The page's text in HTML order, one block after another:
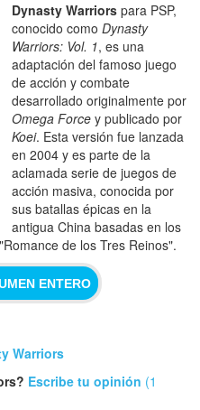
Dynasty Warriors para PSP,
conocido comoDynasty
Warriors: Vol. 1, es una
adaptación del famoso juego
de acción y combate
desarrollado originalmente por
Omega Force y publicado por
Koei. Esta versión fue lanzada
en 2004 y es parte de la
aclamada serie de juegos de
acción masiva, conocida por
sus batallas épicas en la
antigua China basadas en los
de los Tres Reinos".
ENTERO
Warriors
Escribe tu opinión (1